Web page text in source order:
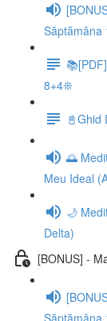
Săptămâna
8+4❊
📓Ghid
🌅
Meu Ideal
🌙
Delta)
[BONUS] -
Săptămâna